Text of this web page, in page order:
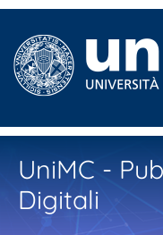
UniMC -
Digitali